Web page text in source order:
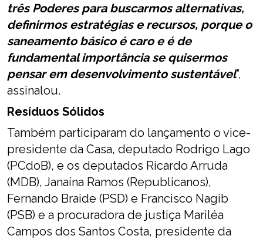
três Poderes para buscarmos alternativas,
definirmos estratégias e recursos, porque o
saneamento básico é caro e é de
fundamental importância se quisermos
pensar em desenvolvimento sustentável”,
assinalou.
Resíduos Sólidos
Também participaram do lançamento o vice-
presidente da Casa, deputado Rodrigo Lago
(PCdoB), e os deputados Ricardo Arruda
(MDB), Janaína Ramos (Republicanos),
Fernando Braide (PSD) e Francisco Nagib
(PSB) e a procuradora de justiça Mariléa
Campos dos Santos Costa, presidente da